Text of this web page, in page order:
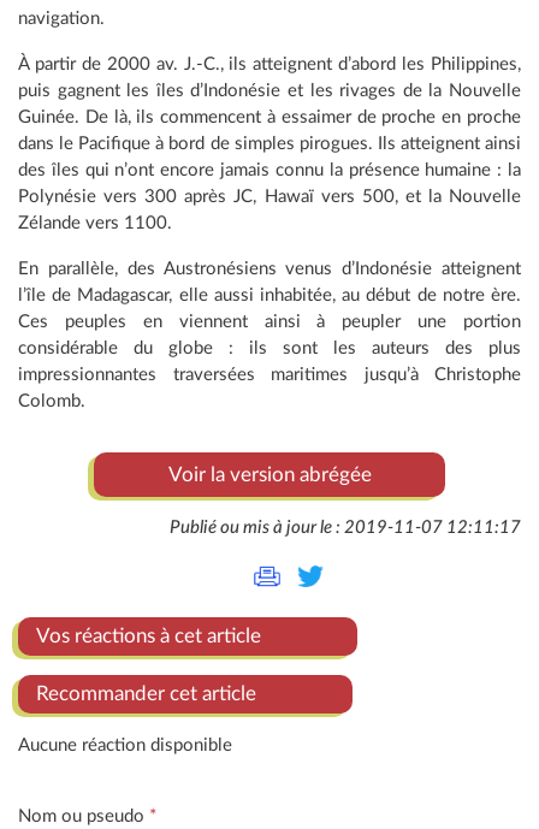
navigation.
À partir de 2000 av. J.-C., ils atteignent d’abord les Philippines,
puis gagnent les îles d’Indonésie et les rivages de la Nouvelle
Guinée. De là, ils commencent à essaimer de proche en proche
dans le Pacifique à bord de simples pirogues. Ils atteignent ainsi
des îles qui n’ont encore jamais connu la présence humaine : la
Polynésie vers 300 après JC, Hawaï vers 500, et la Nouvelle
Zélande vers 1100.
En parallèle, des Austronésiens venus d’Indonésie atteignent
l’île de Madagascar, elle aussi inhabitée, au début de notre ère.
Ces peuples en viennent ainsi à peupler une portion
considérable du globe : ils sont les auteurs des plus
impressionnantes traversées maritimes jusqu’à Christophe
Colomb.
Voir la version abrégée
Publié ou mis à jour le : 2019-11-07 12:11:17
Vos réactions à cet article
Recommander cet article
Aucune réaction disponible
Nom ou pseudo *